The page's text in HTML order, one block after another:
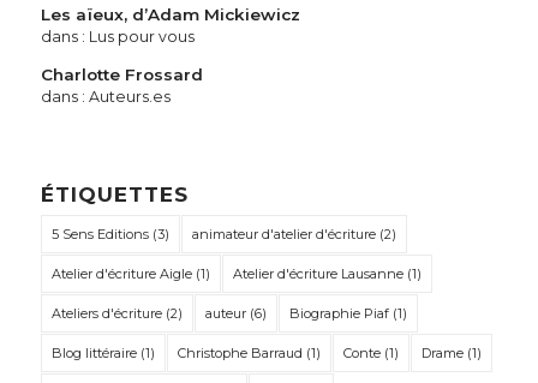
Les aïeux, d’Adam Mickiewicz
dans : Lus pour vous
Charlotte Frossard
dans : Auteurs.es
ÉTIQUETTES
5 Sens Editions(3) animateur d'atelier d'écriture(2)
Atelier d'écriture Aigle(1) Atelier d'écriture Lausanne(1)
Ateliers d'écriture(2) auteur(6) Biographie Piaf(1)
Blog littéraire(1) Christophe Barraud (1) Conte(1) Drame(1)